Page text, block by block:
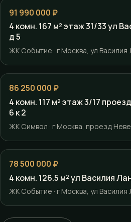
91 990 000 ₽
4 комн. 167 м² этаж 31/33 ул
д 5
ЖК Событие · г Москва, ул Василия
86 250 000 ₽
4 комн. 117 м² этаж 3/17
6 к 2
ЖК Символ · г Москва, проезд
78 500 000 ₽
4 комн. 126.5 м² ул Василия
ЖК Событие · г Москва, ул Василия